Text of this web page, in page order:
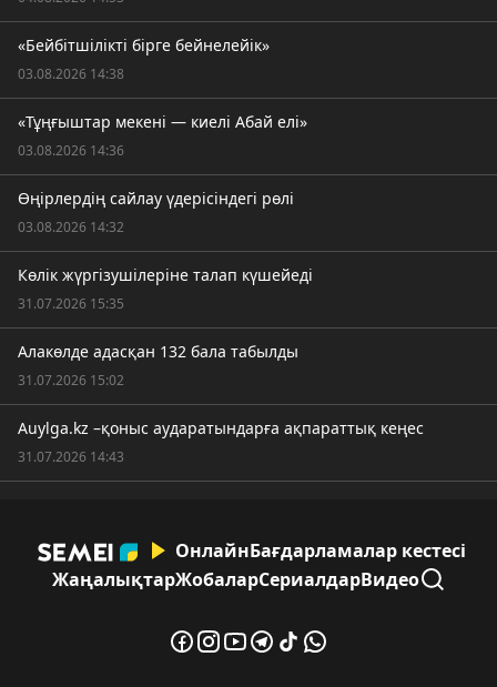
«Бейбітшілікті бірге бейнелейік»
03.08.2026 14:38
«Тұңғыштар мекені — киелі Абай елі»
03.08.2026 14:36
Өңірлердің сайлау үдерісіндегі рөлі
03.08.2026 14:32
Көлік жүргізушілеріне талап күшейеді
31.07.2026 15:35
Алакөлде адасқан 132 бала табылды
31.07.2026 15:02
Auylga.kz –қоныс аударатындарға ақпараттық кеңес
31.07.2026 14:43
ОнлайнБағдарламалар кестесі
ЖаңалықтарЖобаларСериалдарВидео